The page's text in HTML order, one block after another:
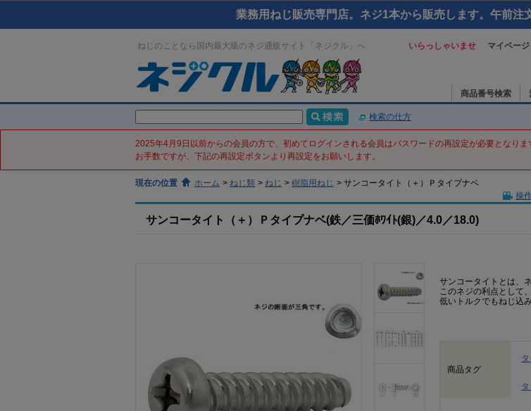
業務用ねじ販売専門店。ネジ1本から販売します。午前注
ねじのことなら国内最大級のネジ通販サイト「ネジクル」へ いらっしゃいませ マイページ
商品番号検索
検索の仕方
2025年4月9日以前からの会員の方で、初めてログインされる会員はパスワードの再設定が必要となりま
お手数ですが、下記の再設定ボタンより再設定をお願いします。
現在の位置 ホーム > ねじ類 > ねじ > 樹脂用ねじ > サンコータイト（＋）Ｐタイプナベ
操
サンコータイト（＋）Ｐタイプナベ(鉄／三価ﾎﾜｲﾄ(銀)／4.0／18.0)
サンコータイトとは、
このネジの利点として
低いトルクでもねじ込
商品タグ